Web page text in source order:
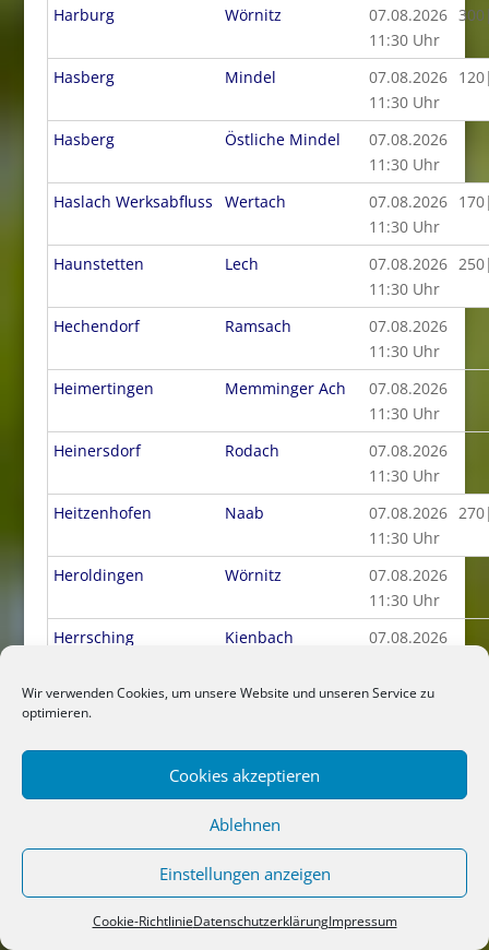
Wir verwenden Cookies, um unsere Website und unseren Service zu
optimieren.
Cookies akzeptieren
Ablehnen
Einstellungen anzeigen
Cookie-RichtlinieDatenschutzerklärungImpressum
Harburg
Wörnitz
07.08.2026
11:30 Uhr
Hasberg Mindel
07.08.2026
11:30 Uhr
Hasberg Östliche Mindel
07.08.2026
11:30 Uhr
Haslach Werksabfluss
Wertach
07.08.2026
11:30 Uhr
Haunstetten Lech
07.08.2026
11:30 Uhr
Hechendorf Ramsach
07.08.2026
11:30 Uhr
Heimertingen
Memminger Ach
07.08.2026
11:30 Uhr
Heinersdorf
Rodach
07.08.2026
11:30 Uhr
Heitzenhofen
Naab
07.08.2026
11:30 Uhr
Heroldingen Wörnitz
07.08.2026
11:30 Uhr
Herrsching
Kienbach
07.08.2026
Heuweg
Otterbach
07.08.2026
Kleiner Regen
11:30 Uhr
Elsava